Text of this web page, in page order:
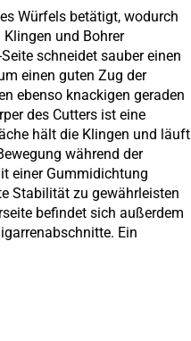
Würfels betätigt, wodurch
und Bohrer
schneidet sauber einen
einen guten Zug der
ebenso knackigen geraden
des Cutters ist eine
hält die Klingen und läuft
während der
einer Gummidichtung
Stabilität zu gewährleisten
befindet sich außerdem
Ein